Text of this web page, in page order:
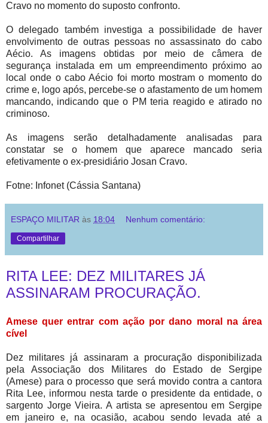
Cravo no momento do suposto confronto.
O delegado também investiga a possibilidade de haver
envolvimento de outras pessoas no assassinato do cabo
Aécio. As imagens obtidas por meio de câmera de
segurança instalada em um empreendimento próximo ao
local onde o cabo Aécio foi morto mostram o momento do
crime e, logo após, percebe-se o afastamento de um homem
mancando, indicando que o PM teria reagido e atirado no
criminoso.
As imagens serão detalhadamente analisadas para
constatar se o homem que aparece mancado seria
efetivamente o ex-presidiário Josan Cravo.
Fotne: Infonet (Cássia Santana)
ESPAÇO MILITAR às 18:04 Nenhum comentário:
Compartilhar
RITA LEE: DEZ MILITARES JÁ
ASSINARAM PROCURAÇÃO.
Amese quer entrar com ação por dano moral na área
cível
Dez militares já assinaram a procuração disponibilizada
pela Associação dos Militares do Estado de Sergipe
(Amese) para o processo que será movido contra a cantora
Rita Lee, informou nesta tarde o presidente da entidade, o
sargento Jorge Vieira. A artista se apresentou em Sergipe
em janeiro e, na ocasião, acabou sendo levada até a